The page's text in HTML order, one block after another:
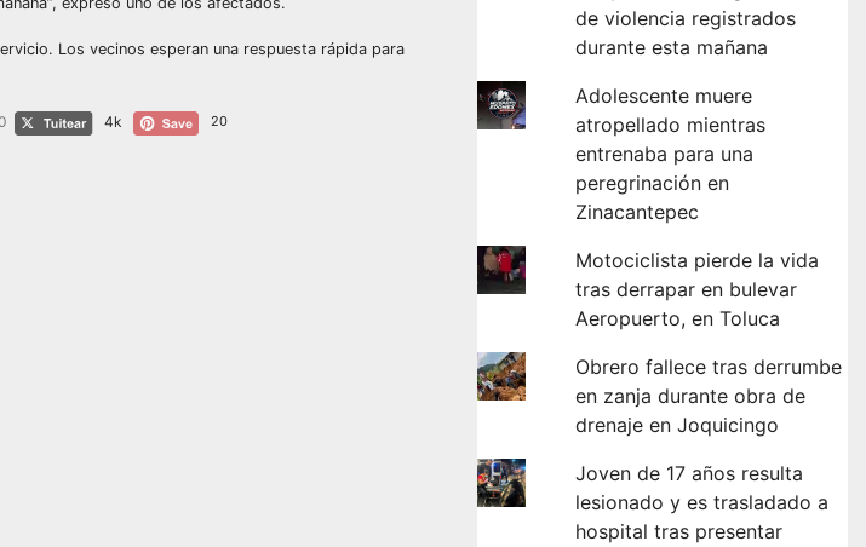
Los vecinos esperan una respuesta rápida para
4k 20
de violencia registrados
durante esta mañana
Adolescente muere
atropellado mientras
entrenaba para una
peregrinación en
Zinacantepec
Motociclista pierde la vida
tras derrapar en bulevar
Aeropuerto, en Toluca
Obrero fallece tras derrumbe
en zanja durante obra de
drenaje en Joquicingo
Joven de 17 años resulta
lesionado y es trasladado a
hospital tras presentar